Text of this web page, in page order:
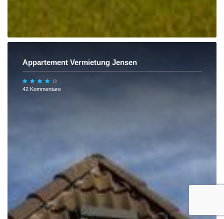
Appartement Vermietung Jensen
42 Kommentare